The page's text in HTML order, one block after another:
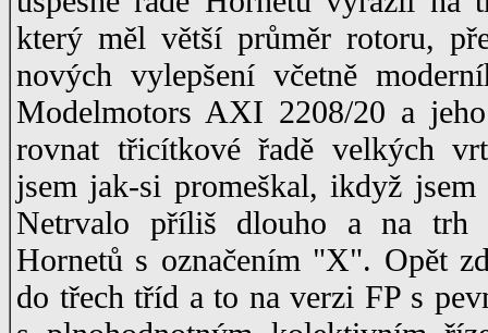
který měl větší průměr rotoru,
nových vylepšení včetně
Modelmotors AXI 2208/20 a
rovnat třicítkové řadě velkých
jsem jak-si promeškal, ikdyž
Netrvalo příliš dlouho a na trh
Hornetů s označením "X". Opět
do třech tříd a to na verzi FP s